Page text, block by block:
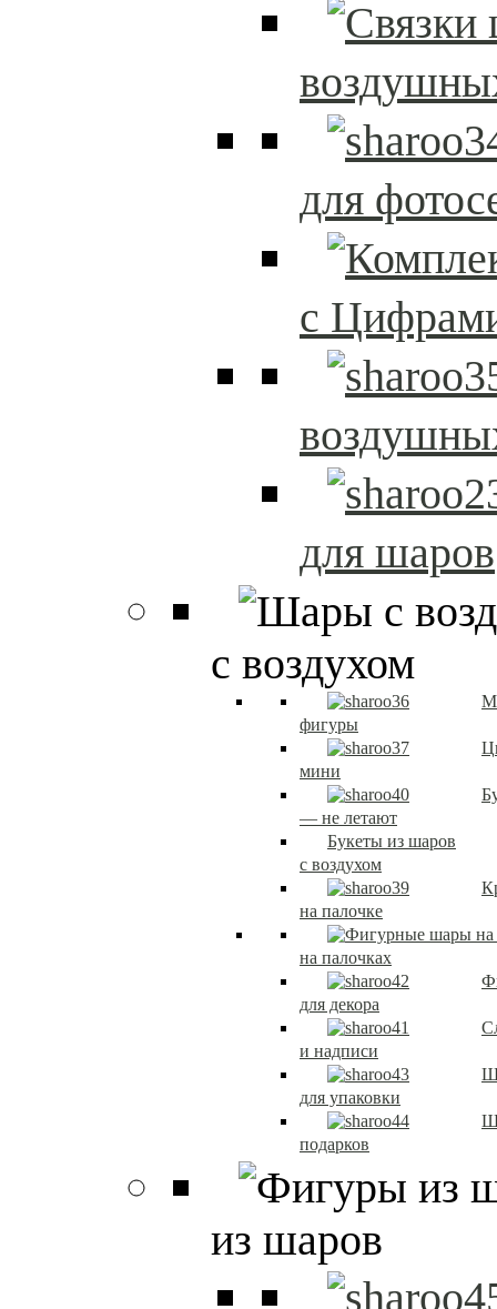
для
с
для шаров
с воздухом
фигуры
мини
— не летают
Букеты из шаров
с воздухом
на палочке
на палочках
для декора
и надписи
для упаковки
подарков
из шаров